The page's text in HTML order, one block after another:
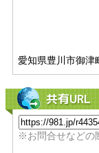
愛知県豊川市御
共有URL
※お問合せなどの